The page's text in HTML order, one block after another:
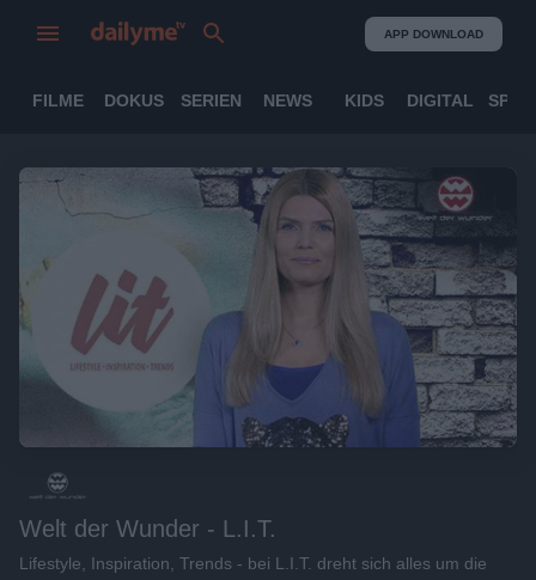
APP DOWNLOAD
FILME DOKUS SERIEN NEWS KIDS DIGITAL
Welt der Wunder - L.I.T.
Lifestyle, Inspiration, Trends - bei L.I.T. dreht sich alles um die